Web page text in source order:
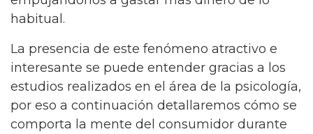
habitual.
La presencia de este fenómeno atractivo e
interesante se puede entender gracias a los
estudios realizados en el área de la psicología,
por eso a continuación detallaremos cómo se
comporta la mente del consumidor durante